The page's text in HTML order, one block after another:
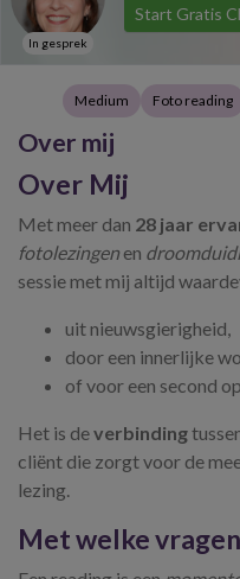
In gesprek
Start Gratis
Medium Foto reading
Over mij
Over Mij
Met meer dan 28 jaar
fotolezingen en
sessie met mij altijd
uit nieuwsgierigheid,
door een innerlijke
of voor een second
Het is deverbinding
cliënt die zorgt voor de
lezing.
Met welke